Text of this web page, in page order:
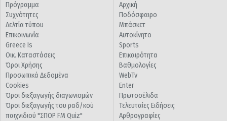
Πρόγραμμα
Συχνότητες
Δελτία τύπου
Επικοινωνία
Greece Is
Οικ. Καταστάσεις
Όροι Χρήσης
Προσωπικά Δεδομένα
Cookies
Όροι διεξαγωγής διαγωνισμών
Όροι διεξαγωγής του ραδ/κού
παιχνιδιού "ΣΠΟΡ FM Quiz"
Αρχική
Ποδόσφαιρο
Μπάσκετ
Αυτοκίνητο
Sports
Επικαιρότητα
Βαθμολογίες
WebTv
Enter
Πρωτοσέλιδα
Τελευταίες Ειδήσεις
Αρθρογραφίες